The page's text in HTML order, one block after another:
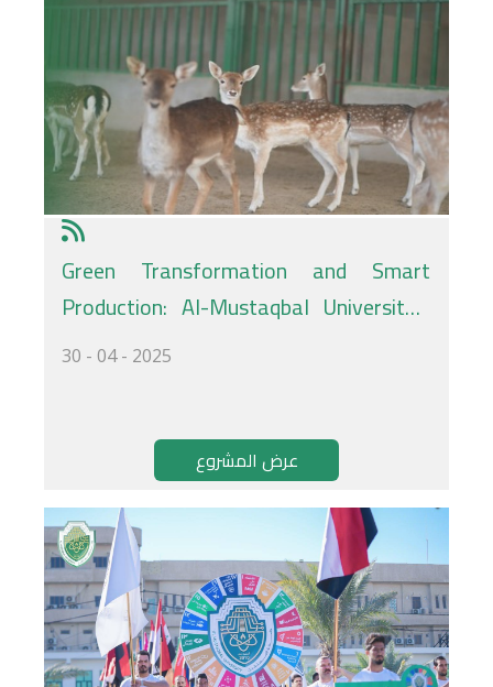
Green Transformation and Smart
Production: Al-Mustaqbal University’s
Project for Campus Environmental
30 - 04 - 2025
عرض المشروع